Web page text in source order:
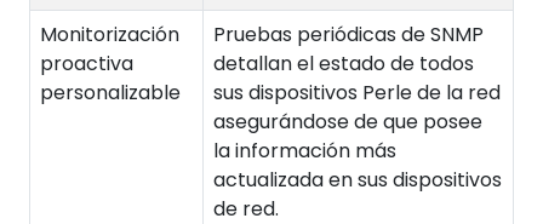
Monitorización
proactiva
personalizable
Pruebas periódicas de SNMP
detallan el estado de todos
sus dispositivos Perle de la red
asegurándose de que posee
la información más
actualizada en sus dispositivos
de red.